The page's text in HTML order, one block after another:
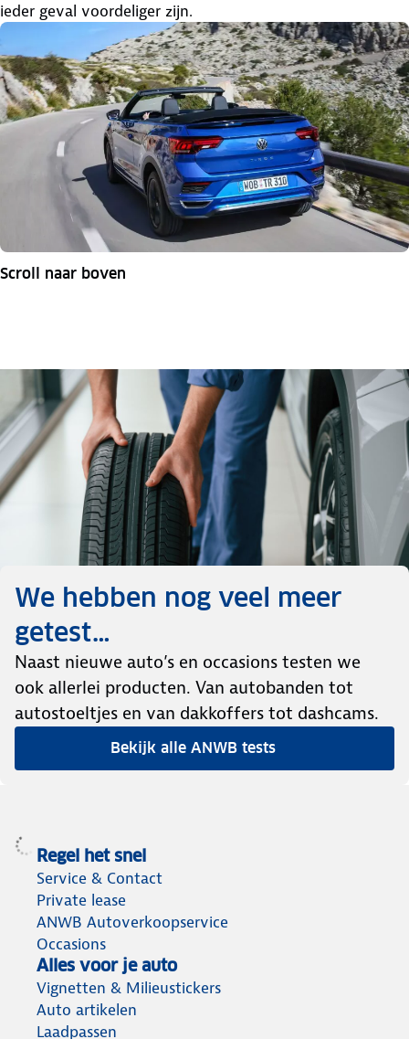
ieder geval voordeliger zijn.
Scroll naar boven
We hebben nog veel meer
getest…
Naast nieuwe auto’s en occasions testen we
ook allerlei producten. Van autobanden tot
autostoeltjes en van dakkoffers tot dashcams.
Bekijk alle ANWB tests
Regel het snel
Service & Contact
Private lease
ANWB Autoverkoopservice
Occasions
Alles voor je auto
Vignetten & Milieustickers
Auto artikelen
Laadpassen